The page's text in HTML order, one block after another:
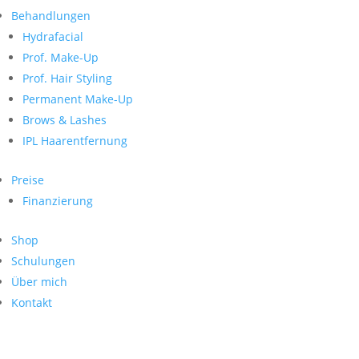
Behandlungen
Hydrafacial
Prof. Make-Up
Prof. Hair Styling
Permanent Make-Up
Brows & Lashes
IPL Haarentfernung
Preise
Finanzierung
Shop
Schulungen
Über mich
Kontakt
nach:
Neueste Kommentare
Archiv
Kategorien
Keine Kategorien
Meta
Anmelden
Feed der Einträge
WordPress.org
Search
nach:
Archive
Kontakt
Impressum
Datenschutz